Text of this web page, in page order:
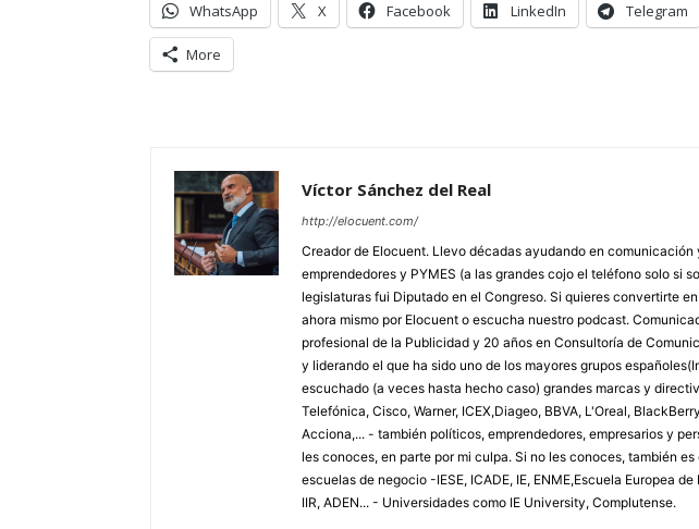
WhatsApp X Facebook LinkedIn Telegram
More
Víctor Sánchez del Real
http://elocuent.com/
Creador de Elocuent. Llevo décadas ayudando en comunicación
emprendedores y PYMES (a las grandes cojo el teléfono solo si
legislaturas fui Diputado en el Congreso. Si quieres convertirte
ahora mismo por Elocuent o escucha nuestro podcast.
profesional de la Publicidad y 20 años en Consultoría de
y liderando el que ha sido uno de los mayores grupos
escuchado (a veces hasta hecho caso) grandes marcas y
Telefónica, Cisco, Warner, ICEX,Diageo, BBVA, L'Oreal,
Acciona,... - también políticos, emprendedores, empresarios y
les conoces, en parte por mi culpa. Si no les conoces, también
escuelas de negocio -IESE, ICADE, IE, ENME,Escuela Europea
IIR, ADEN... - Universidades como IE University, Complutense.